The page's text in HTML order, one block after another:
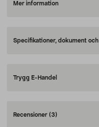
Mer information
Specifikationer, dokument
Trygg E-Handel
Recensioner (3)